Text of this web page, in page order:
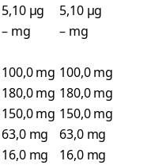
5,10 µg
5,10 µg
– mg
– mg
100,0 mg 100,0 mg
180,0 mg 180,0 mg
150,0 mg 150,0 mg
63,0 mg
63,0 mg
16,0 mg
16,0 mg